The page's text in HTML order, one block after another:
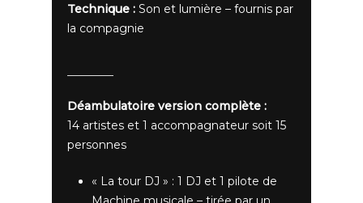
Technique : Son et lumière – fournis par
la compagnie
Déambulatoire version complète :
14 artistes et 1 accompagnateur soit 15
personnes
« La tour DJ » : 1 DJ et 1 pilote de